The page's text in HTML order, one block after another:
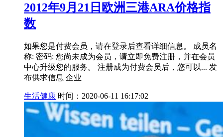
2012年9月21日欧洲三港ARA价格指
数
如果您是付费会员，请在登录后查看详细信息。 成员名
称: 密码: 您尚未成为会员，请立即免费注册，并在会员
中心升级您的服务。 注册成为付费会员后，您可以... 发
布供求信息 企业
生活健康 时间：2020-06-11 16:17:02